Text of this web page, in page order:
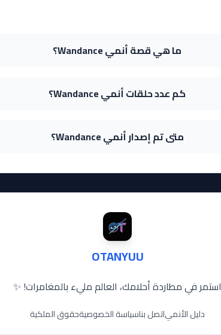
ما هي قصة أنمي Wandance؟
كم عدد حلقات أنمي Wandance؟
متى تم إصدار أنمي Wandance؟
OTANYUU
استمر في مطاردة أحلامك، العالم مليء بالمغامرات! ✨
دليل الأنمياتصل بناسياسة الخصوصيةحقوق الملكية